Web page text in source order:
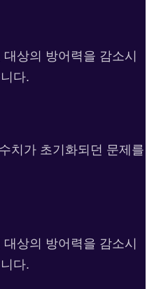
상의 방어력을 감소시
다.
치가 초기화되던 문제를
상의 방어력을 감소시
다.